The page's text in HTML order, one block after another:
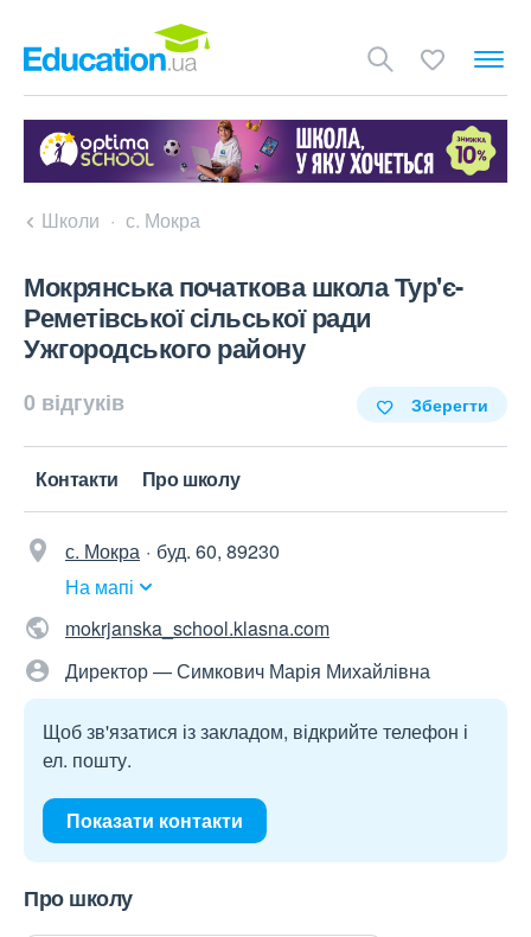
Школи с. Мокра
Мокрянська початкова школа Тур'є-
Реметівської сільської ради
Ужгородського району
0 відгуків Зберегти
Контакти Про школу
с. Мокра
буд. 60, 89230
На мапі
mokrjanska_school.klasna.com
Директор — Симкович Марія Михайлівна
Щоб зв'язатися із закладом, відкрийте телефон і
ел. пошту.
Показати контакти
Про школу